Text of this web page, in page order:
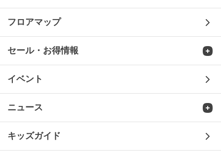
フロアマップ
セール・お得情報
セール・お得情報TOP
- お客さま感謝デー
- G.G.感謝デー
イベント
ニュース
ニュースTOP
キッズガイド